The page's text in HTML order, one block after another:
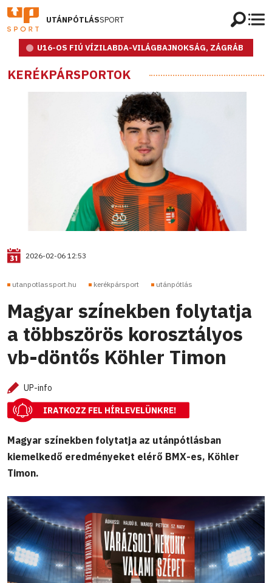
UTÁNPÓTLÁSSPORT
U16-OS FIÚ VÍZILABDA-VILÁGBAJNOKSÁG, ZÁGRÁB
KERÉKPÁRSPORTOK
2026-02-06 12:53
utanpotlassport.hu kerékpársport utánpótlás
Magyar színekben folytatja
a többszörös korosztályos
vb-döntős Köhler Timon
UP-info
IRATKOZZ FEL HÍRLEVELÜNKRE!
Magyar színekben folytatja az utánpótlásban
kiemelkedő eredményeket elérő BMX-es, Köhler
Timon.